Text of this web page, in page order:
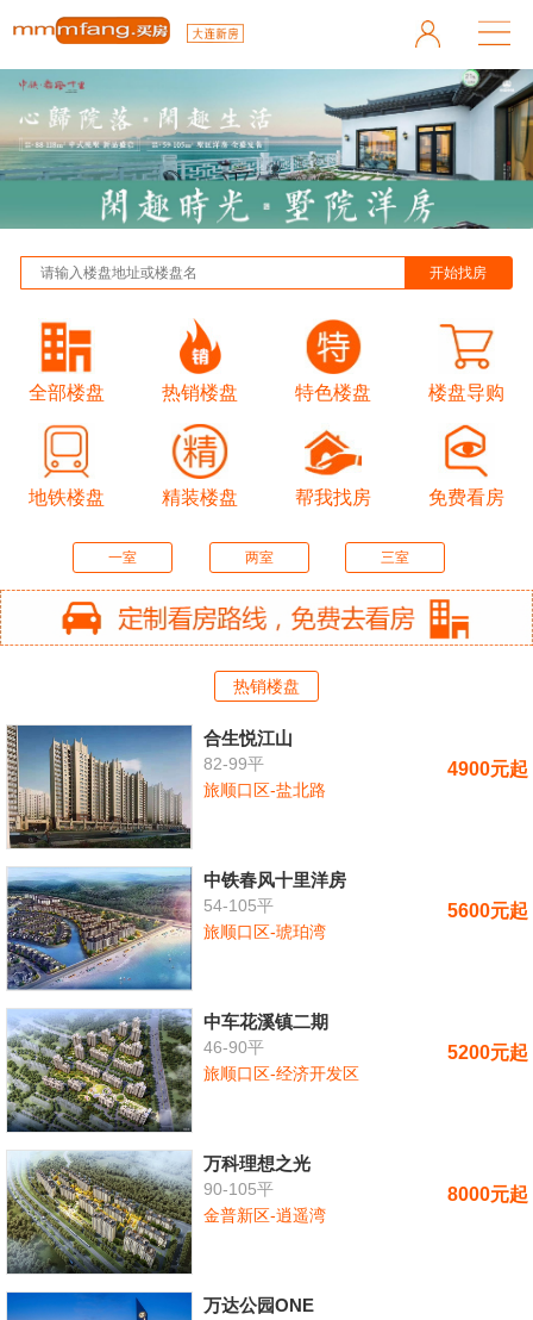
全部楼盘 热销楼盘 特色楼盘 楼盘导购
地铁楼盘 精装楼盘 帮我找房 免费看房
一室 两室 三室
热销楼盘
合生悦江山
82-99平
旅顺口区-盐北路
4900元起
中铁春风十里洋房
54-105平
旅顺口区-琥珀湾
5600元起
中车花溪镇二期
46-90平
旅顺口区-经济开发区
5200元起
万科理想之光
90-105平
金普新区-逍遥湾
8000元起
万达公园ONE